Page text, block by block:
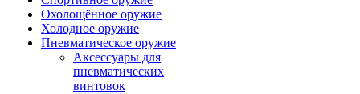
Охолощённое оружие
Холодное оружие
Пневматическое оружие
Аксессуары для
пневматических
винтовок